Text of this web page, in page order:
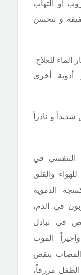
أو التهاب
و تتحسن
الماء للعلاج
أدوية أخرى
و نادراً
التنفسي في
والقلق
الدموية
في الدم،
في تبادل
الموت
بنقص
مزرقاً،